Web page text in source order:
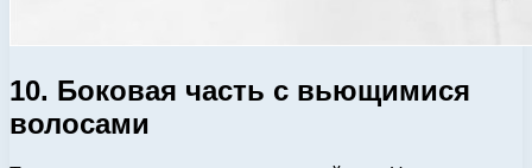
10. Боковая часть с вьющимися
волосами